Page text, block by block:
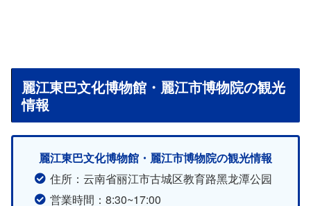
麗江東巴文化博物館・麗江市博物院の観光
情報
麗江東巴文化博物館・麗江市博物院の観光情報
住所：云南省丽江市古城区教育路黑龙潭公园
営業時間：8:30~17:00